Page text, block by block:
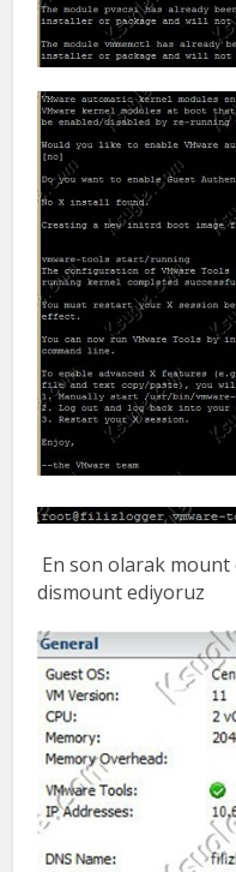
En son olarak mount
dismount ediyoruz